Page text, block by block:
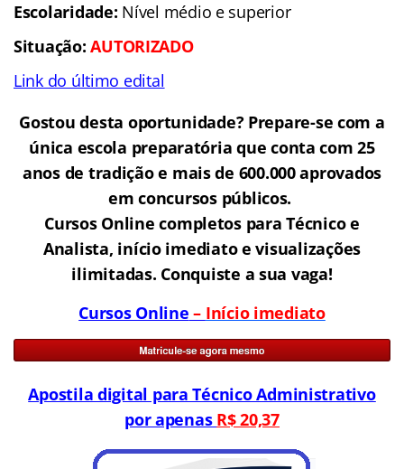
Escolaridade: Nível médio e superior
Situação:AUTORIZADO
Link do último edital
Gostou desta oportunidade? Prepare-se com a
única escola preparatória que conta com 25
anos de tradição e mais de 600.000 aprovados
em concursos públicos.
Cursos Online completos para Técnico e
Analista, início imediato e visualizações
ilimitadas. Conquiste a sua vaga!
Cursos Online – Início imediato
Apostila digital para Técnico Administrativo
por apenas R$ 20,37